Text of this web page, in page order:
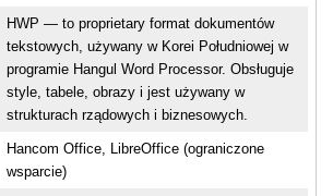
HWP — to proprietary format dokumentów
tekstowych, używany w Korei Południowej w
programie Hangul Word Processor. Obsługuje
style, tabele, obrazy i jest używany w
strukturach rządowych i biznesowych.
Hancom Office, LibreOffice (ograniczone
wsparcie)